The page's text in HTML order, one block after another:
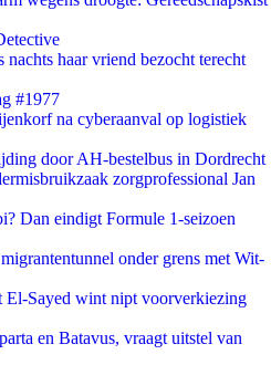
nachts haar vriend bezocht terecht
#1977
na cyberaanval op logistiek
door AH-bestelbus in Dordrecht
zorgprofessional Jan
Dan eindigt Formule 1-seizoen
onder grens met Wit-
El-Sayed wint nipt voorverkiezing
en Batavus, vraagt uitstel van